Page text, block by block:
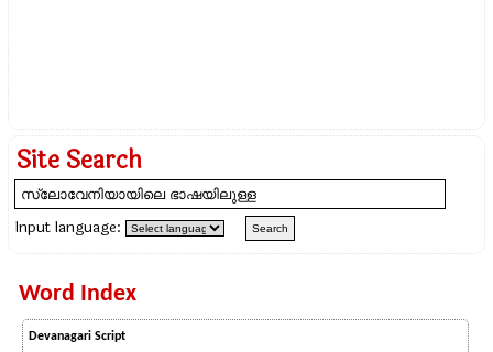
Site Search
Input language:
Word Index
Devanagari Script